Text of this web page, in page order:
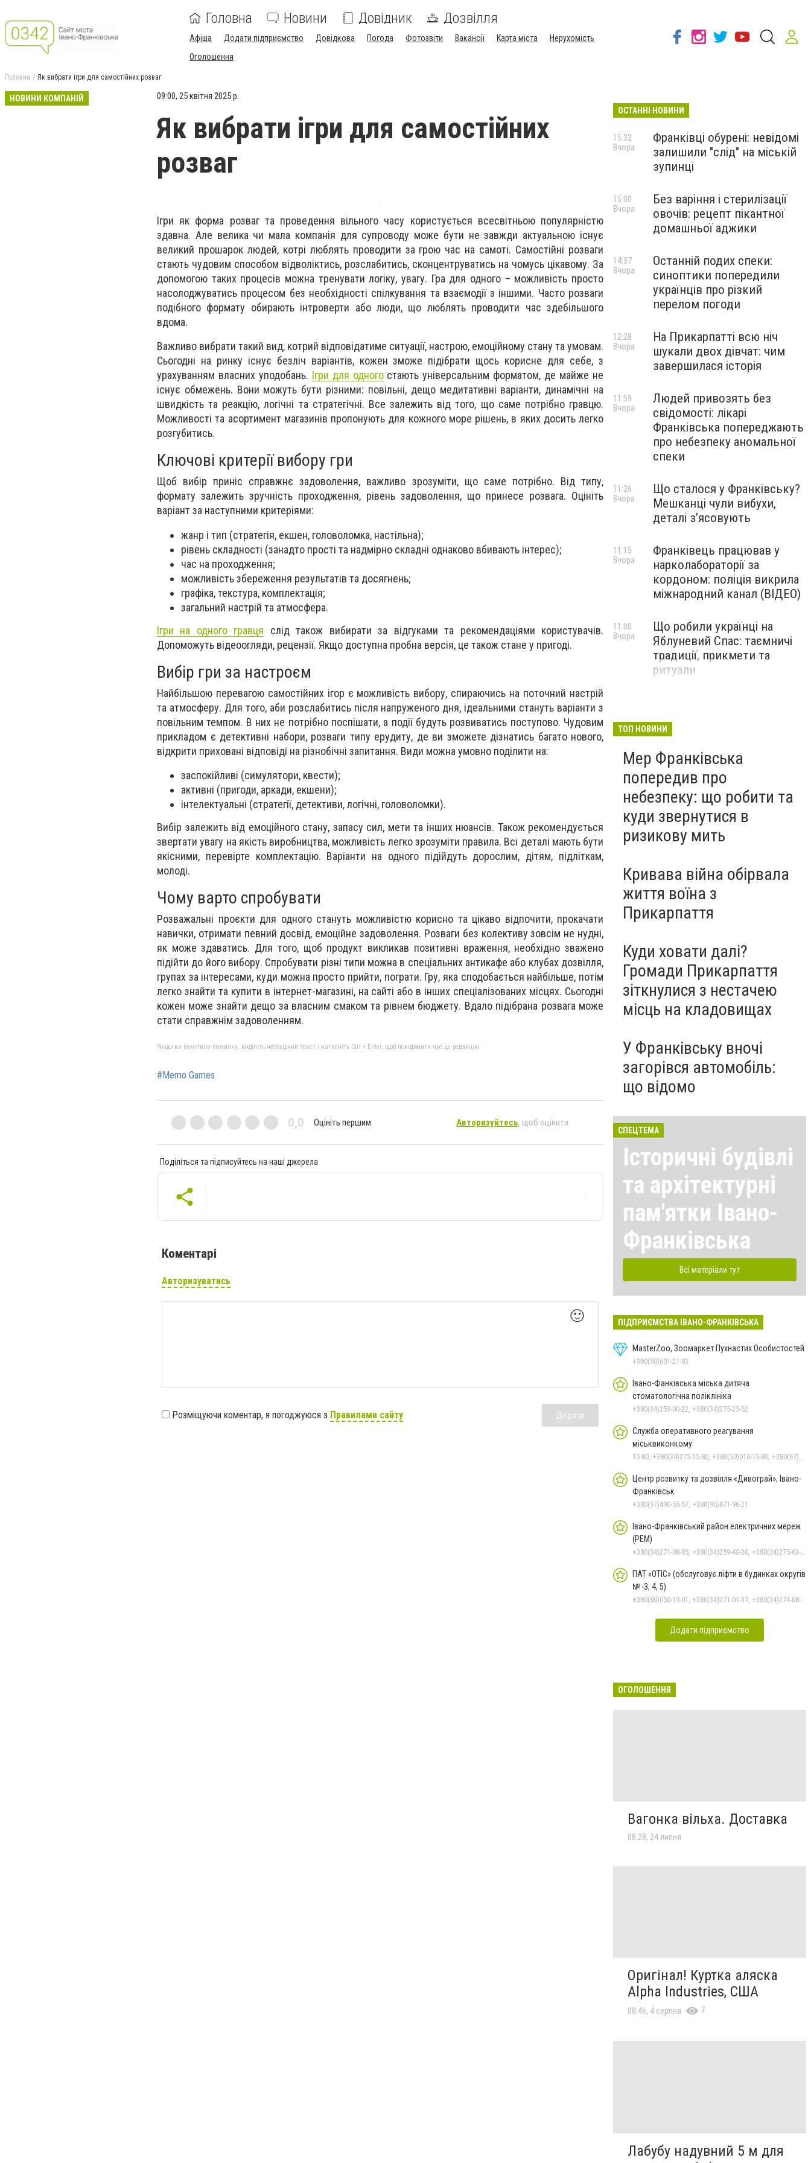
Головна Новини Довідник Дозвілля
Афіша Додати підприємство Довідкова Погода Фотозвіти Вакансії Карта міста
Нерухомість
Оголошення
Головна Як вибрати ігри для самостійних розваг
НОВИНИ КОМПАНІЙ 09:00, 25 квітня 2025 р.
Як вибрати ігри для самостійних
розваг
Ігри як форма розваг та проведення вільного часу користується всесвітньою популярністю
здавна. Але велика чи мала компанія для супроводу може бути не завжди актуальною існує
великий прошарок людей, котрі люблять проводити за грою час на самоті. Самостійні розваги
стають чудовим способом відволіктись, розслабитись, сконцентруватись на чомусь цікавому. За
допомогою таких процесів можна тренувати логіку, увагу. Гра для одного – можливість просто
насолоджуватись процесом без необхідності спілкування та взаємодії з іншими. Часто розваги
подібного формату обирають інтроверти або люди, що люблять проводити час здебільшого
вдома.
Важливо вибрати такий вид, котрий відповідатиме ситуації, настрою, емоційному стану та умовам.
Сьогодні на ринку існує безліч варіантів, кожен зможе підібрати щось корисне для себе, з
урахуванням власних уподобань. Ігри для одногостають універсальним форматом, де майже не
існує обмежень. Вони можуть бути різними: повільні, дещо медитативні варіанти, динамічні на
швидкість та реакцію, логічні та стратегічні. Все залежить від того, що саме потрібно гравцю.
Можливості та асортимент магазинів пропонують для кожного море рішень, в яких досить легко
розгубитись.
Ключові критерії вибору гри
Щоб вибір приніс справжнє задоволення, важливо зрозуміти, що саме потрібно. Від типу,
формату залежить зручність проходження, рівень задоволення, що принесе розвага. Оцініть
варіант за наступними критеріями:
жанр і тип (стратегія, екшен, головоломка, настільна);
рівень складності (занадто прості та надмірно складні однаково вбивають інтерес);
час на проходження;
можливість збереження результатів та досягнень;
графіка, текстура, комплектація;
загальний настрій та атмосфера.
Ігри на одного гравця слід також вибирати за відгуками та рекомендаціями користувачів.
Допоможуть відеоогляди, рецензії. Якщо доступна пробна версія, це також стане у пригоді.
Вибір гри за настроєм
Найбільшою перевагою самостійних ігор є можливість вибору, спираючись на поточний настрій
та атмосферу. Для того, аби розслабитись після напруженого дня, ідеальними стануть варіанти з
повільним темпом. В них не потрібно поспішати, а події будуть розвиватись поступово. Чудовим
прикладом є детективні набори, розваги типу ерудиту, де ви зможете дізнатись багато нового,
відкрити приховані відповіді на різнобічні запитання. Види можна умовно поділити на:
заспокійливі (симулятори, квести);
активні (пригоди, аркади, екшени);
інтелектуальні (стратегії, детективи, логічні, головоломки).
Вибір залежить від емоційного стану, запасу сил, мети та інших нюансів. Також рекомендується
звертати увагу на якість виробництва, можливість легко зрозуміти правила. Всі деталі мають бути
якісними, перевірте комплектацію. Варіанти на одного підійдуть дорослим, дітям, підліткам,
молоді.
Чому варто спробувати
Розважальні проєкти для одного стануть можливістю корисно та цікаво відпочити, прокачати
навички, отримати певний досвід, емоційне задоволення. Розваги без колективу зовсім не нудні,
як може здаватись. Для того, щоб продукт викликав позитивні враження, необхідно зважено
підійти до його вибору. Спробувати різні типи можна в спеціальних антикафе або клубах дозвілля,
групах за інтересами, куди можна просто прийти, пограти. Гру, яка сподобається найбільше, потім
легко знайти та купити в інтернет-магазині, на сайті або в інших спеціалізованих місцях. Сьогодні
кожен може знайти дещо за власним смаком та рівнем бюджету. Вдало підібрана розвага може
стати справжнім задоволенням.
Якщо ви помітили помилку, виділіть необхідний текст і натисніть Ctrl + Enter, щоб повідомити про це редакцію
#Memo Games
0,0 Оцініть першим Авторизуйтесь, щоб оцінити
Поділіться та підписуйтесь на наші джерела
Коментарі
Авторизуватись
🙂
Розміщуючи коментар, я погоджуюся з Правилами сайту Додати
ОСТАННІ НОВИНИ
Франківці обурені: невідомі
залишили "слід" на міській
зупинці
15:32
Вчора
Без варіння і стерилізації
овочів: рецепт пікантної
домашньої аджики
15:00
Вчора
Останній подих спеки:
синоптики попередили
українців про різкий
перелом погоди
14:37
Вчора
На Прикарпатті всю ніч
шукали двох дівчат: чим
завершилася історія
12:28
Вчора
Людей привозять без
свідомості: лікарі
Франківська попереджають
про небезпеку аномальної
спеки
11:59
Вчора
Що сталося у Франківську?
Мешканці чули вибухи,
деталі з’ясовують
11:26
Вчора
Франківець працював у
нарколабораторії за
кордоном: поліція викрила
міжнародний канал (ВІДЕО)
11:15
Вчора
Що робили українці на
Яблуневий Спас: таємничі
традиції, прикмети та
ритуали
11:00
Вчора
ТОП НОВИНИ
Мер Франківська
попередив про
небезпеку: що робити та
куди звернутися в
ризикову мить
Кривава війна обірвала
життя воїна з
Прикарпаття
Куди ховати далі?
Громади Прикарпаття
зіткнулися з нестачею
місць на кладовищах
У Франківську вночі
загорівся автомобіль:
що відомо
СПЕЦТЕМА
Історичні будівлі
та архітектурні
пам'ятки Івано-
Франківська
Всі матеріали тут
ПІДПРИЄМСТВА ІВАНО-ФРАНКІВСЬКА
MasterZoo, Зоомаркет Пухнастих Особистостей
+380(50)601-21-83
Івано-Фанківська міська дитяча
стоматологічна поліклініка
+380(34)253-00-22, +380(34)275-23-52
Служба оперативного реагування
міськвиконкому
Центр розвитку та дозвілля «Дивограй», Івано-
Франківськ
+380(97)490-55-57, +380(95)871-96-21
Івано-Франківський район електричних мереж
(РЕМ)
ПАТ «ОТІС» (обслуговує ліфти в будинках округів
№ -3, 4, 5)
Додати підприємство
ОГОЛОШЕННЯ
Вагонка вільха. Доставка
08:28, 24 липня
Оригінал! Куртка аляска
Alpha Industries, США
08:46, 4 серпня 7
Лабубу надувний 5 м для